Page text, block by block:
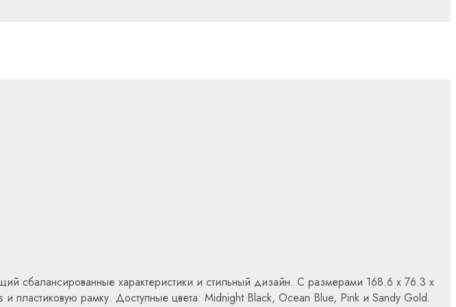
сбалансированные характеристики и стильный дизайн. С размерами 168.6 x 76.3 x
рамку. Доступные цвета: Midnight Black, Ocean Blue, Pink и Sandy Gold.